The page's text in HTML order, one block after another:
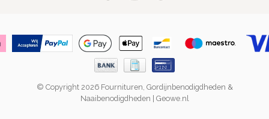
© Copyright 2026 Fournituren, Gordijnbenodigdheden &
Naaibenodigdheden | Geowe.nl